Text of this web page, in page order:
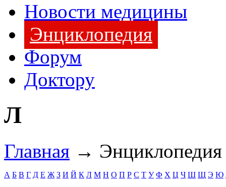
Новости медицины
Энциклопедия
Форум
Доктору
Л
Главная →
А Б В Г Д Е Ж З И Й К Л М Н О П Р С Т У Ф Х Ц Ч Ш Щ Э Ю